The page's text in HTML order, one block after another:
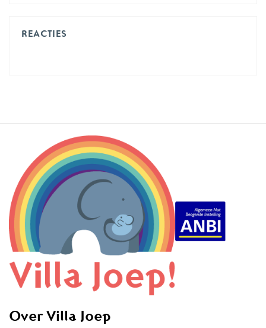
REACTIES
Over Villa Joep